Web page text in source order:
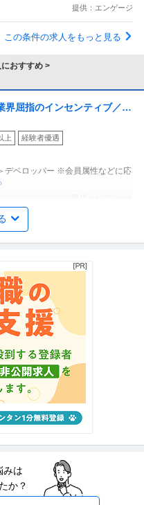
提供：エンゲージ
この条件の求人をもっと見る
おすすめ >
界屈指のインセンティブ／残
上 経験者優遇
デベロッパー ※会員属性などに応
ングマネージャー」「たべっ
カー ギンビス「「しみチョ
ングセラー商品を製造／土
（株式会社ギンビス）
】メーカー＞食品・飲料 ※会員属
・測量士補・測量助手」最新
使する先進的測量技術者／
・丸太町駅徒歩1分／完全週
業種】士業＞その他 ※会員属性な
所長・所長候補）／転勤なし
日
みは
か？